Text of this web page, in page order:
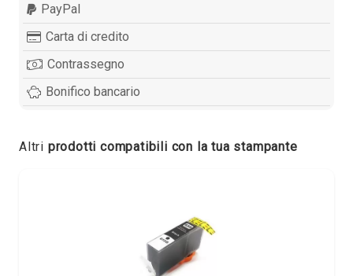
PayPal
Carta di credito
Contrassegno
Bonifico bancario
Altri prodotti compatibili con la tua stampante